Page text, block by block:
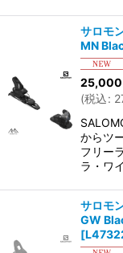
サロモ
MN
25,000
(税込:
からツ
フリー
ラ・ワ
サロモ
GW
[